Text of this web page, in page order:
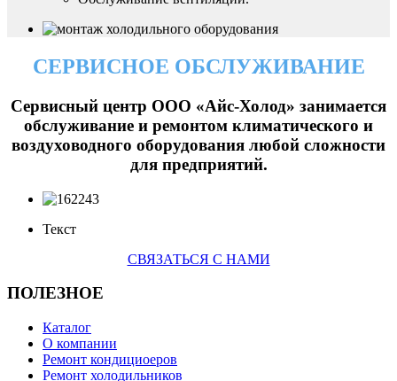
СЕРВИСНОЕ ОБСЛУЖИВАНИЕ
Сервисный центр ООО «Айс-Холод» занимается
обслуживание и ремонтом климатического и
воздуховодного оборудования любой сложности
для предприятий.
Текст
СВЯЗАТЬСЯ С НАМИ
ПОЛЕЗНОЕ
Каталог
О компании
Ремонт кондициоеров
Ремонт холодильников